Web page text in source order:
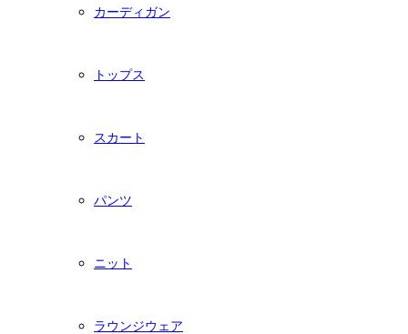
カーディガン
トップス
スカート
パンツ
ニット
ラウンジウェア